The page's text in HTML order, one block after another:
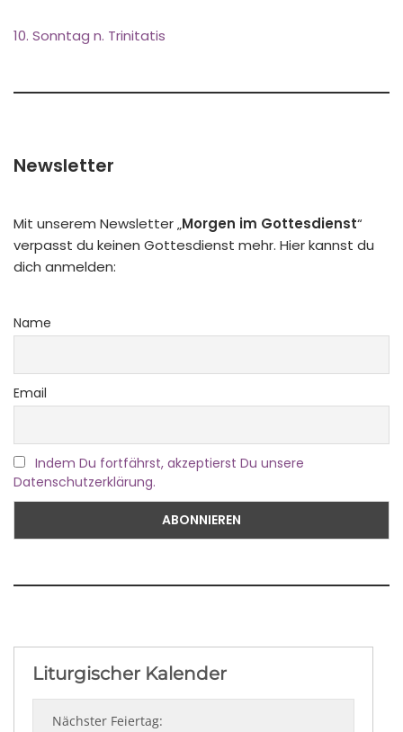
10. Sonntag n. Trinitatis
Newsletter
Mit unserem Newsletter „Morgen im Gottesdienst“
verpasst du keinen Gottesdienst mehr. Hier kannst du
dich anmelden:
Name
Email
Indem Du fortfährst, akzeptierst Du unsere
Datenschutzerklärung.